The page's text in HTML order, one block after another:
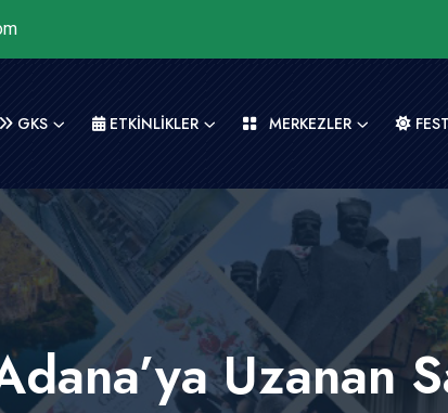
GKS ETKİNLİKLER MERKEZLER
Uzanan